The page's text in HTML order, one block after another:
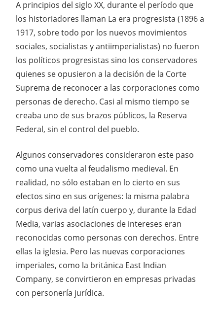
A principios del siglo XX, durante el período que
los historiadores llaman La era progresista (1896 a
1917, sobre todo por los nuevos movimientos
sociales, socialistas y antiimperialistas) no fueron
los políticos progresistas sino los conservadores
quienes se opusieron a la decisión de la Corte
Suprema de reconocer a las corporaciones como
personas de derecho. Casi al mismo tiempo se
creaba uno de sus brazos públicos, la Reserva
Federal, sin el control del pueblo.
Algunos conservadores consideraron este paso
como una vuelta al feudalismo medieval. En
realidad, no sólo estaban en lo cierto en sus
efectos sino en sus orígenes: la misma palabra
corpus deriva del latín cuerpo y, durante la Edad
Media, varias asociaciones de intereses eran
reconocidas como personas con derechos. Entre
ellas la iglesia. Pero las nuevas corporaciones
imperiales, como la británica East Indian
Company, se convirtieron en empresas privadas
con personería jurídica.